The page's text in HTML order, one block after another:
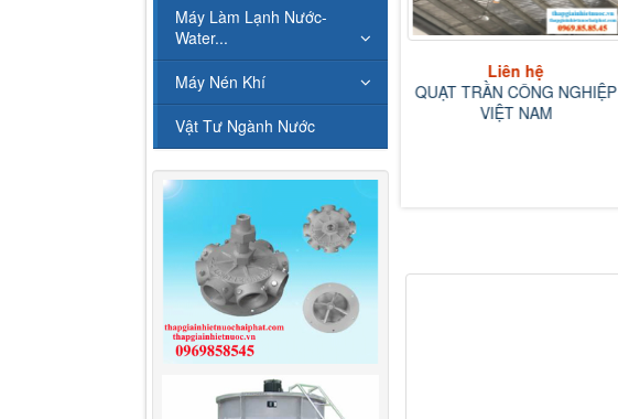
Liên hệ
MOTO THÁP GIẢI NHIỆT
NƯỚC
Liên hệ
QUẠT TRẦN CÔNG NGHIỆP
VIỆT NAM
Máy Làm Lạnh Nước-
Water...
Máy Nén Khí
Vật Tư Ngành Nước